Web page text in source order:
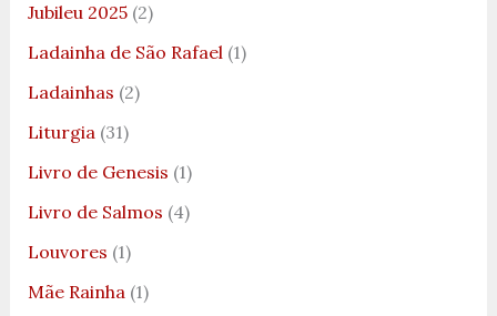
Jubileu 2025(2)
Ladainha de São Rafael(1)
Ladainhas (2)
Liturgia(31)
Livro de Genesis (1)
Livro de Salmos (4)
Louvores (1)
Mãe Rainha(1)